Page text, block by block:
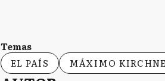
Temas
EL PAÍS
MÁXIMO